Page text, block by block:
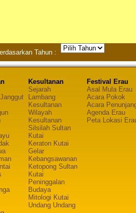
Tahun :
Kesultanan
Sejarah
Lambang
Kesultanan
Wilayah
Kesultanan
Silsilah Sultan
Kutai
Keraton Kutai
Gelar
Kebangsawanan
Ketopong Sultan
Kutai
Peninggalan
Budaya
Mitologi Kutai
Undang Undang
Festival Erau
Asal Mula Erau
Acara Pokok
Acara
Agenda Erau
Peta Lokasi